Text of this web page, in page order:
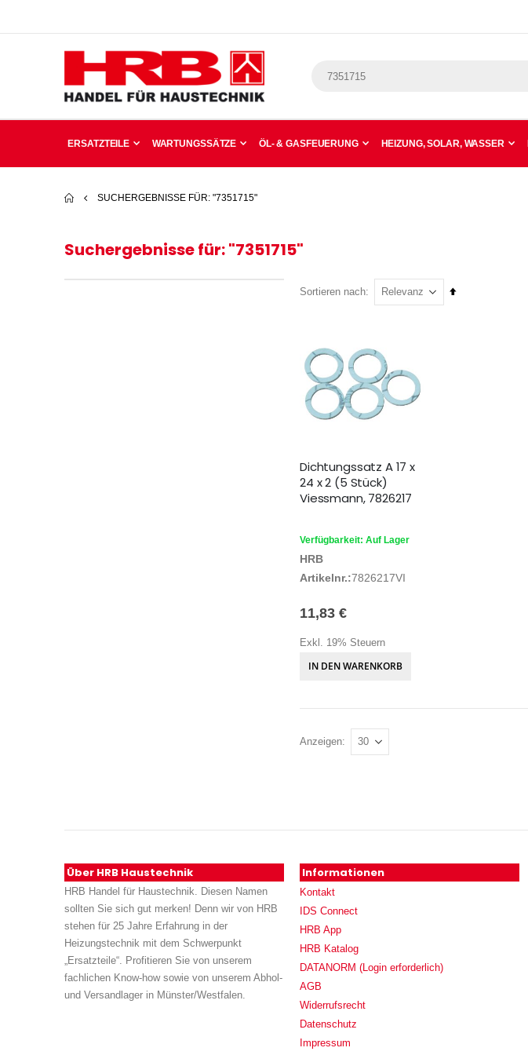
ERSATZTEILE WARTUNGSSÄTZE ÖL- & GASFEUERUNG HEIZUNG, SOLAR, WASSER
SUCHERGEBNISSE FÜR: "7351715"
Suchergebnisse für: "7351715"
Sortieren nach
In
Dichtungssatz A 17 x
24 x 2 (5 Stück)
Viessmann, 7826217
Verfügbarkeit: Auf Lager
HRB
Artikelnr.:7826217VI
11,83 €
Exkl. 19% Steuern
IN DEN WARENKORB
Anzeigen
Über HRB Haustechnik
HRB Handel für Haustechnik. Diesen Namen
sollten Sie sich gut merken! Denn wir von HRB
stehen für 25 Jahre Erfahrung in der
Heizungstechnik mit dem Schwerpunkt
„Ersatzteile“. Profitieren Sie von unserem
fachlichen Know-how sowie von unserem Abhol-
und Versandlager in Münster/Westfalen.
Informationen
Kontakt
IDS Connect
HRB App
HRB Katalog
DATANORM (Login erforderlich)
AGB
Widerrufsrecht
Datenschutz
Impressum